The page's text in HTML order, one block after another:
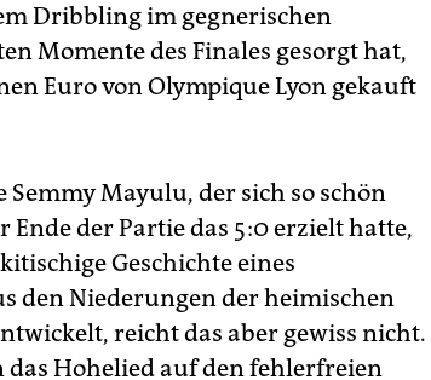
Dribbling im gegnerischen
Momente des Finales gesorgt hat,
Euro von Olympique Lyon gekauft
Mayulu, der sich so schön
der Partie das 5:0 erzielt hatte,
Geschichte eines
den Niederungen der heimischen
reicht das aber gewiss nicht.
Hohelied auf den fehlerfreien